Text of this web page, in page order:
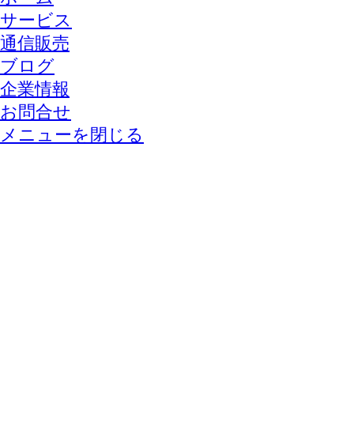
サービス
通信販売
ブログ
企業情報
お問合せ
メニューを閉じる